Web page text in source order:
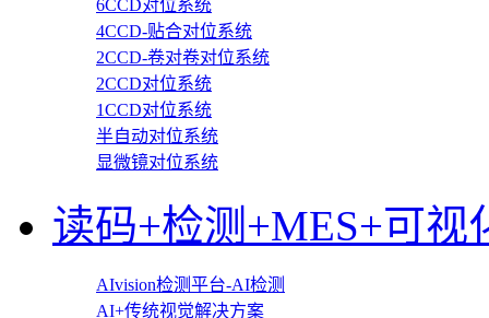
6CCD对位系统
4CCD-贴合对位系统
2CCD-卷对卷对位系统
2CCD对位系统
1CCD对位系统
半自动对位系统
显微镜对位系统
读码+检测+MES+可视
AIvision检测平台-AI检测
AI+传统视觉解决方案